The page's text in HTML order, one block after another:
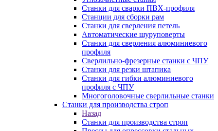
Станки для сварки ПВХ-профиля
Станции для сборки рам
Станки для сверления петель
Автоматические шуруповерты
Станки для сверления алюминиевого
профиля
Сверлильно-фрезерные станки с ЧПУ
Станки для резки штапика
Станки для гибки алюминиевого
профиля с ЧПУ
Многоголовочные сверлильные станки
Станки для производства строп
Назад
Станки для производства строп